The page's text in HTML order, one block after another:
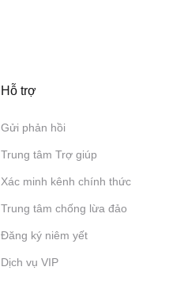
Hỗ trợ
Gửi phản hồi
Trung tâm Trợ giúp
Xác minh kênh chính thức
Trung tâm chống lừa đảo
Đăng ký niêm yết
Dịch vụ VIP